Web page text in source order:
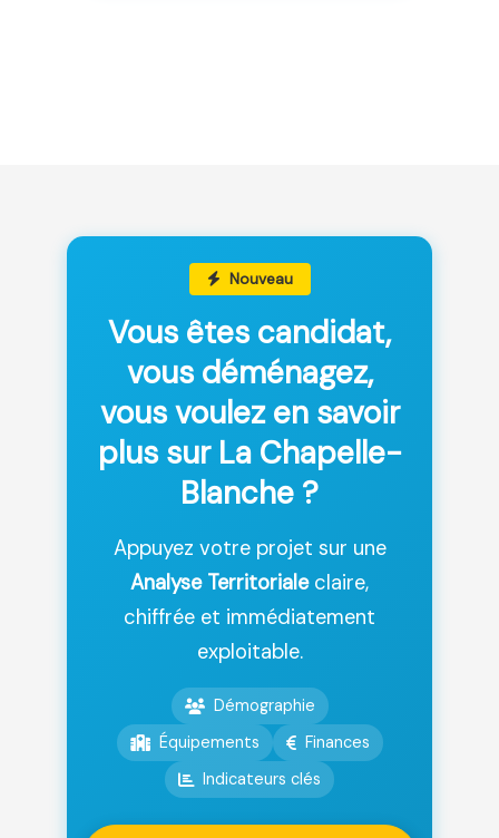
Nouveau
Vous êtes candidat,
vous déménagez,
vous voulez en savoir
plus sur La Chapelle-
Blanche ?
Appuyez votre projet sur une
Analyse Territorialeclaire,
chiffrée et immédiatement
exploitable.
Démographie
Équipements
Finances
Indicateurs clés